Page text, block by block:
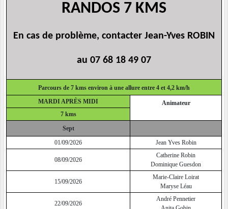
RANDOS 7 KMS
En cas de problème, contacter Jean-Yves ROBIN
au 07 68 18 49 07
Parcours de 7 kms environ à une allure entre 4 et 4,2 km/h
MARDI APRÈS MIDI
Animateur
7 kms
Sept
01/09/2026
Jean Yves Robin
08/09/2026
Catherine Robin
Dominique Guesdon
15/09/2026
Marie-Claire Loirat
Maryse Léau
22/09/2026
André Pennetier